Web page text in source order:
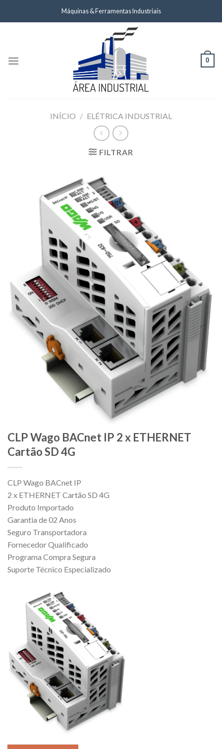
Máquinas & Ferramentas Industriais
0
INÍCIO / ELÉTRICA INDUSTRIAL
FILTRAR
CLP Wago BACnet IP 2 x ETHERNET
Cartão SD 4G
CLP Wago BACnet IP
2 x ETHERNET Cartão SD 4G
Produto Importado
Garantia de 02 Anos
Seguro Transportadora
Fornecedor Qualificado
Programa Compra Segura
Suporte Técnico Especializado